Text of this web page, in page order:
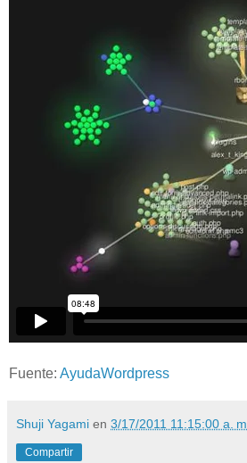
Fuente: AyudaWordpress
Shuji Yagami en 3/17/2011 11:15:00 a. m.
Compartir